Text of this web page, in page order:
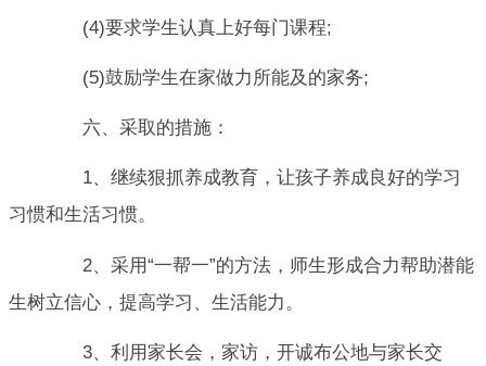
(4)要求学生认真上好每门课程;
(5)鼓励学生在家做力所能及的家务;
六、采取的措施：
1、继续狠抓养成教育，让孩子养成良好的学习
习惯和生活习惯。
2、采用“一帮一”的方法，师生形成合力帮助潜能
生树立信心，提高学习、生活能力。
3、利用家长会，家访，开诚布公地与家长交